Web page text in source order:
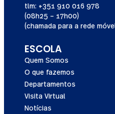
tlm: +351 910 016 978
(08h25 – 17h00)
(chamada para a rede
ESCOLA
Quem Somos
O que fazemos
Departamentos
Visita Virtual
Notícias